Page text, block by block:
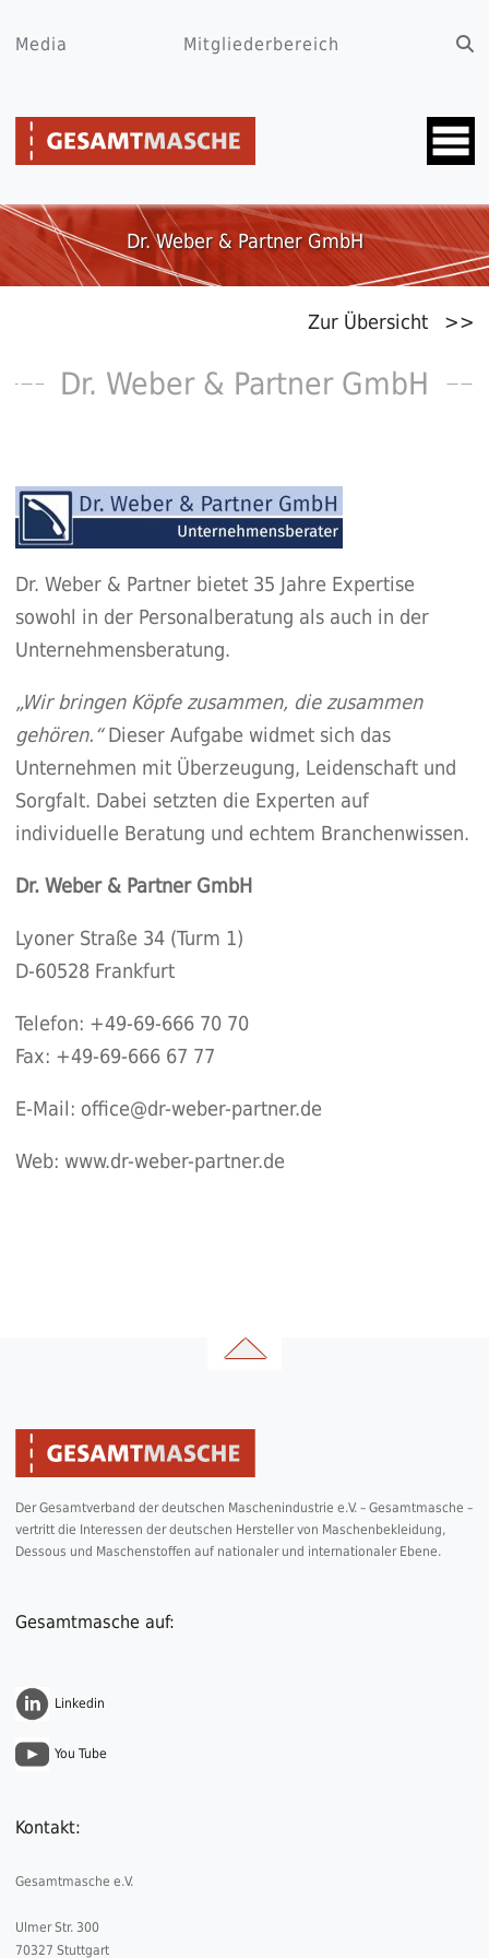
Media Mitgliederbereich
Dr. Weber & Partner GmbH
Zur Übersicht >>
Dr. Weber & Partner GmbH
Dr. Weber & Partner bietet 35 Jahre Expertise
sowohl in der Personalberatung als auch in der
Unternehmensberatung.
„Wir bringen Köpfe zusammen, die zusammen
gehören.“Dieser Aufgabe widmet sich das
Unternehmen mit Überzeugung, Leidenschaft und
Sorgfalt. Dabei setzten die Experten auf
individuelle Beratung und echtem Branchenwissen.
Dr. Weber & Partner GmbH
Lyoner Straße 34 (Turm 1)
D-60528 Frankfurt
Telefon: +49-69-666 70 70
Fax: +49-69-666 67 77
E-Mail: office@dr-weber-partner.de
Web: www.dr-weber-partner.de
Der Gesamtverband der deutschen Maschenindustrie e.V. – Gesamtmasche –
vertritt die Interessen der deutschen Hersteller von Maschenbekleidung,
Dessous und Maschenstoffen auf nationaler und internationaler Ebene.
Gesamtmasche auf:
Linkedin
You Tube
Kontakt:
Gesamtmasche e.V.
Ulmer Str. 300
70327 Stuttgart